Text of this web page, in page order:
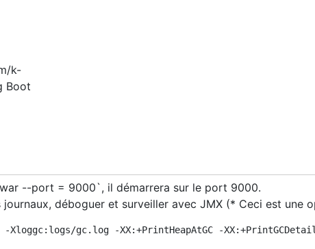
k-
Boot
--port = 9000`, il démarrera sur le port 9000.
déboguer et surveiller avec JMX (* Ceci est